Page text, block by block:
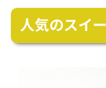
人気のスイ